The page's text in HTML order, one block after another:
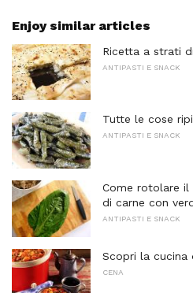
Enjoy similar articles
Ricetta a strati
ANTIPASTI E SNACK
Tutte le cose
ANTIPASTI E SNACK
Come rotolare il
di carne con
ANTIPASTI E SNACK
Scopri la cucina
CENA